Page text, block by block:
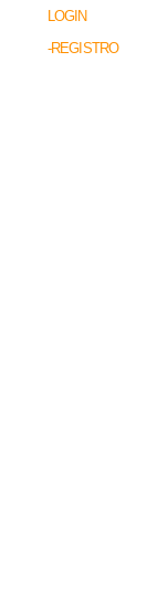
LOGIN
-REGISTRO